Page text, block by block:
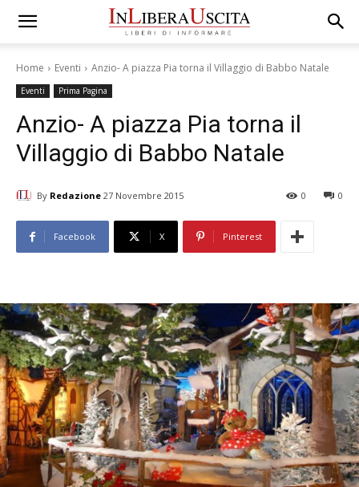
Home Eventi Anzio- A piazza Pia torna il Villaggio di Babbo Natale
Eventi Prima Pagina
Anzio- A piazza Pia torna il
Villaggio di Babbo Natale
By Redazione 27 Novembre 2015 0
0
Facebook X Pinterest